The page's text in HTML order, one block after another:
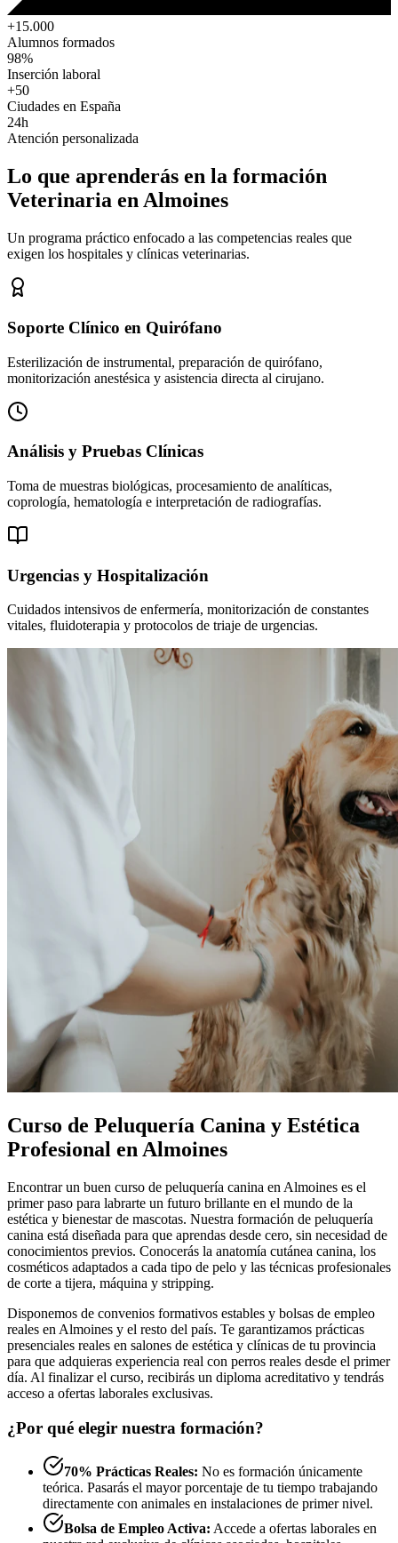
+15.000
Alumnos formados
98%
Inserción laboral
+50
Ciudades en España
24h
Atención personalizada
Lo que aprenderás en la formación
Veterinaria en Almoines
Un programa práctico enfocado a las competencias reales que
exigen los hospitales y clínicas veterinarias.
Soporte Clínico en Quirófano
Esterilización de instrumental, preparación de quirófano,
monitorización anestésica y asistencia directa al cirujano.
Análisis y Pruebas Clínicas
Toma de muestras biológicas, procesamiento de analíticas,
coprología, hematología e interpretación de radiografías.
Urgencias y Hospitalización
Cuidados intensivos de enfermería, monitorización de constantes
vitales, fluidoterapia y protocolos de triaje de urgencias.
Curso de Peluquería Canina y Estética
Profesional en Almoines
Encontrar un buen curso de peluquería canina en Almoines es el
primer paso para labrarte un futuro brillante en el mundo de la
estética y bienestar de mascotas. Nuestra formación de peluquería
canina está diseñada para que aprendas desde cero, sin necesidad de
conocimientos previos. Conocerás la anatomía cutánea canina, los
cosméticos adaptados a cada tipo de pelo y las técnicas profesionales
de corte a tijera, máquina y stripping.
Disponemos de convenios formativos estables y bolsas de empleo
reales en Almoines y el resto del país. Te garantizamos prácticas
presenciales reales en salones de estética y clínicas de tu provincia
para que adquieras experiencia real con perros reales desde el primer
día. Al finalizar el curso, recibirás un diploma acreditativo y tendrás
acceso a ofertas laborales exclusivas.
¿Por qué elegir nuestra formación?
70% Prácticas Reales: No es formación únicamente
teórica. Pasarás el mayor porcentaje de tu tiempo trabajando
directamente con animales en instalaciones de primer nivel.
Bolsa de Empleo Activa: Accede a ofertas laborales en